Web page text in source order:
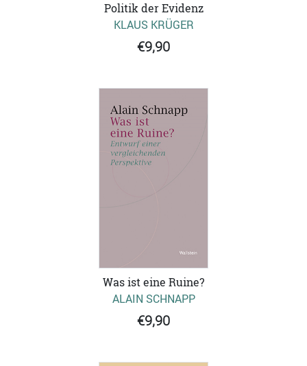
Politik der Evidenz
KLAUS KRÜGER
€9,90
Was ist eine Ruine?
ALAIN SCHNAPP
€9,90